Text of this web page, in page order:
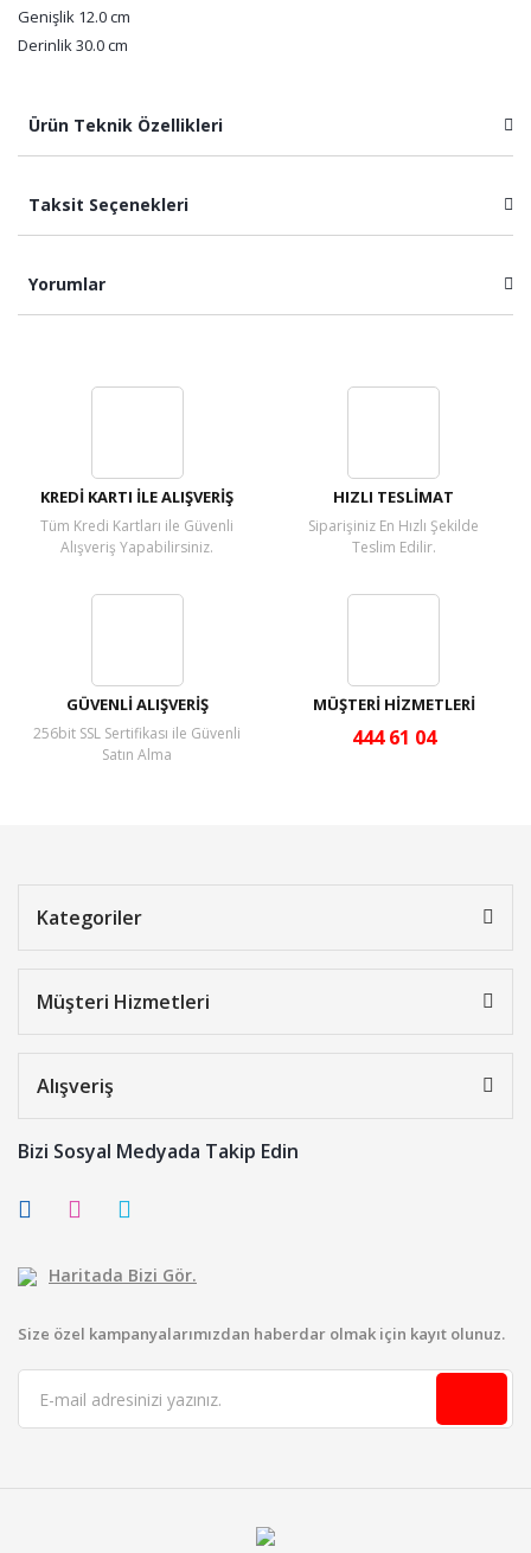
Genişlik 12.0 cm
Derinlik 30.0 cm
Ürün Teknik Özellikleri
Taksit Seçenekleri
Yorumlar
KREDİ KARTI İLE ALIŞVERİŞ
Tüm Kredi Kartları ile Güvenli
Alışveriş Yapabilirsiniz.
HIZLI TESLİMAT
Siparişiniz En Hızlı Şekilde
Teslim Edilir.
GÜVENLİ ALIŞVERİŞ
256bit SSL Sertifikası ile Güvenli
Satın Alma
MÜŞTERİ HİZMETLERİ
444 61 04
Kategoriler
Müşteri Hizmetleri
Alışveriş
Bizi Sosyal Medyada Takip Edin
Haritada Bizi Gör.
Size özel kampanyalarımızdan haberdar olmak için kayıt olunuz.